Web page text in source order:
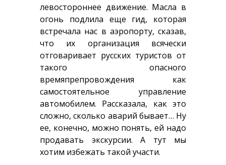
левостороннее движение. Масла в
огонь подлила еще гид, которая
встречала нас в аэропорту, сказав,
что их организация всячески
отговаривает русских туристов от
такого опасного
времяпрепровождения как
самостоятельное управление
автомобилем. Рассказала, как это
сложно, сколько аварий бывает… Ну
ее, конечно, можно понять, ей надо
продавать экскурсии. А тут мы
хотим избежать такой участи.